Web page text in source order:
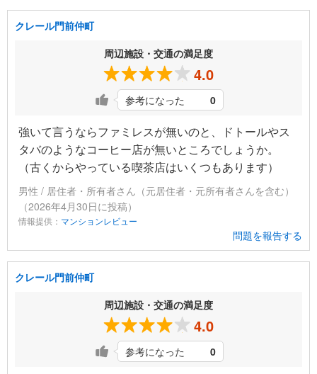
クレール門前仲町
周辺施設・交通の満足度
4.0
参考になった 0
強いて言うならファミレスが無いのと、ドトールやス
タバのようなコーヒー店が無いところでしょうか。
（古くからやっている喫茶店はいくつもあります）
男性 / 居住者・所有者さん（元居住者・元所有者さんを含む）
（2026年4月30日に投稿）
情報提供： マンションレビュー
問題を報告する
クレール門前仲町
周辺施設・交通の満足度
4.0
参考になった 0